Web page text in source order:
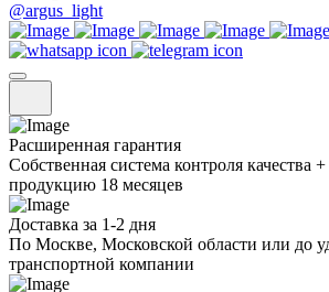
@argus_light
Расширенная гарантия
Собственная система контроля качества
продукцию 18 месяцев
Доставка за 1-2 дня
По Москве, Московской области или до
транспортной компании